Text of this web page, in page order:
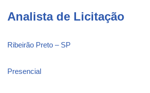
Analista de Licitação
Ribeirão Preto – SP
Presencial